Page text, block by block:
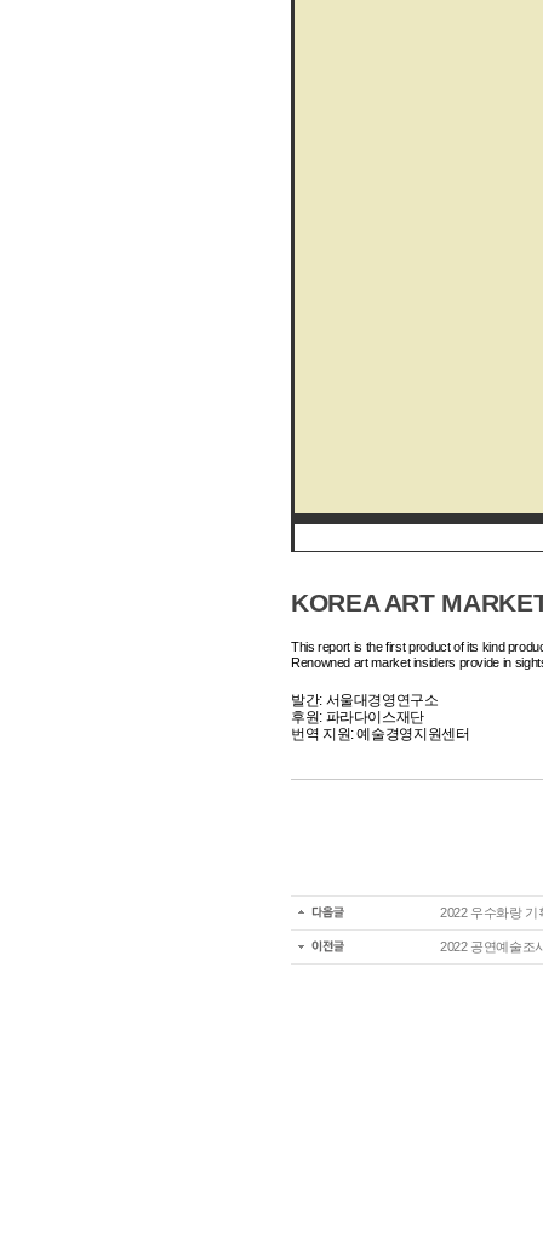
KOREA ART
This report is the first product of its kind
Renowned art market insiders provide in
발간: 서울대경영연구소
후원: 파라다이스재단
번역 지원: 예술경영지원센터
2022 우수화랑
2022 공연예술조